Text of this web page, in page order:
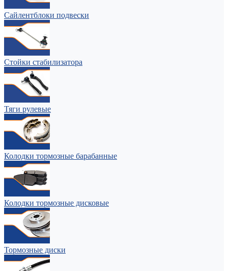
Сайлентблоки подвески
Стойки стабилизатора
Тяги рулевые
Колодки тормозные барабанные
Колодки тормозные дисковые
Тормозные диски